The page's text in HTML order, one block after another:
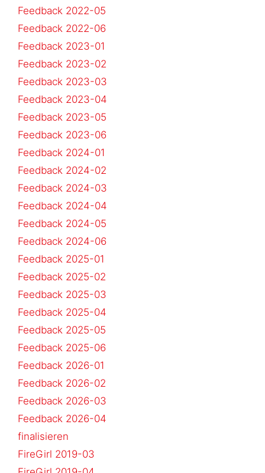
Feedback 2022-05
Feedback 2022-06
Feedback 2023-01
Feedback 2023-02
Feedback 2023-03
Feedback 2023-04
Feedback 2023-05
Feedback 2023-06
Feedback 2024-01
Feedback 2024-02
Feedback 2024-03
Feedback 2024-04
Feedback 2024-05
Feedback 2024-06
Feedback 2025-01
Feedback 2025-02
Feedback 2025-03
Feedback 2025-04
Feedback 2025-05
Feedback 2025-06
Feedback 2026-01
Feedback 2026-02
Feedback 2026-03
Feedback 2026-04
finalisieren
FireGirl 2019-03